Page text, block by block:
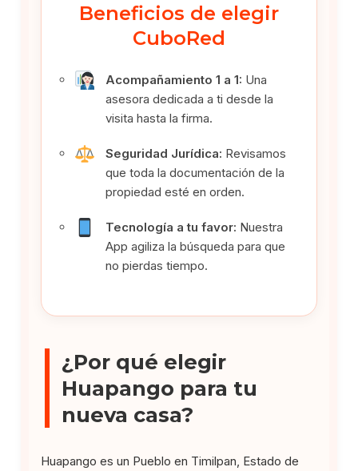
Beneficios de elegir
CuboRed
Acompañamiento 1 a 1: Una
asesora dedicada a ti desde la
visita hasta la firma.
Seguridad Jurídica: Revisamos
que toda la documentación de la
propiedad esté en orden.
Tecnología a tu favor: Nuestra
App agiliza la búsqueda para que
no pierdas tiempo.
¿Por qué elegir
Huapango para tu
nueva casa?
Huapango es un Pueblo en Timilpan, Estado de